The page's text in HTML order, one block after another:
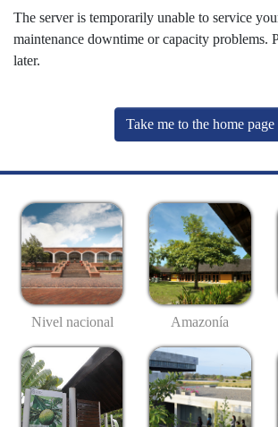
The server is temporarily unable to service
maintenance downtime or capacity problems.
later.
Take me to the home page
Nivel nacional Amazonía